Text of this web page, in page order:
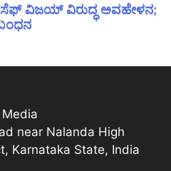
ವಿಜಯ್ ವಿರುದ್ಧ ಅವಹೇಳನ;
near Nalanda High
Karnataka State, India